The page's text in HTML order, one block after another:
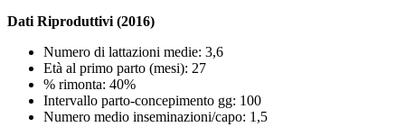
Dati Riproduttivi (2016)
Numero di lattazioni medie: 3,6
Età al primo parto (mesi): 27
% rimonta: 40%
Intervallo parto-concepimento gg: 100
Numero medio inseminazioni/capo: 1,5